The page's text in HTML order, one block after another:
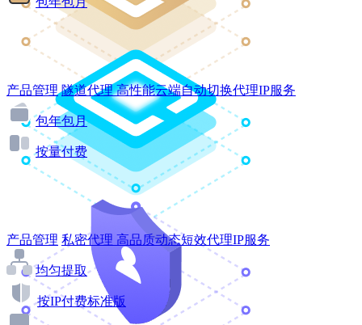
产品管理 隧道代理 高性能云端自动切换代理IP服务
包年包月
按量付费
产品管理 私密代理 高品质动态短效代理IP服务
均匀提取
按IP付费标准版